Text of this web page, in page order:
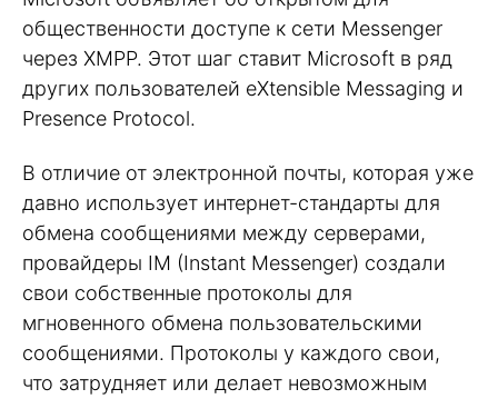
общественности доступе к сети Messenger
через XMPP. Этот шаг ставит Microsoft в ряд
других пользователей eXtensible Messaging и
Presence Protocol.
В отличие от электронной почты, которая уже
давно использует интернет-стандарты для
обмена сообщениями между серверами,
провайдеры IM (Instant Messenger) создали
свои собственные протоколы для
мгновенного обмена пользовательскими
сообщениями. Протоколы у каждого свои,
что затрудняет или делает невозможным